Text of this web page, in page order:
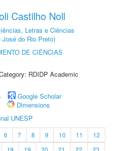
Castilho Noll
Letras e Ciências
do Rio Preto)
DE CIÊNCIAS
RDIDP Academic
Google Scholar
Dimensions
UNESP
6 7 8 9 10 11
12
18 19 20 21 22
23